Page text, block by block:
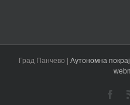
Град Панчево | Аутономна